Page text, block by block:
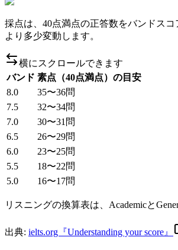
採点は、40点満点の正答数をバンドス
より多少変動します。
横にスクロールできます
バンド 素点（40点満点）の目安
8.0
35〜36問
7.5
32〜34問
7.0
30〜31問
6.5
26〜29問
6.0
23〜25問
5.5
18〜22問
5.0
16〜17問
リスニングの換算表は、Academicと
出典: ielts.org『Understanding your score』